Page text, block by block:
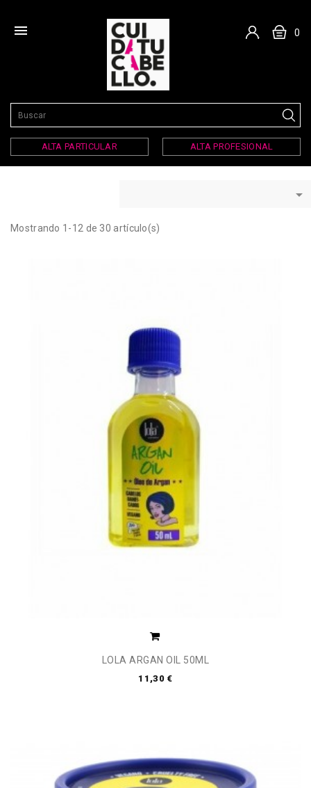
 0
ALTA PARTICULAR ALTA PROFESIONAL

Mostrando 1-12 de 30 artículo(s)
LOLA ARGAN OIL 50ML
11,30 €